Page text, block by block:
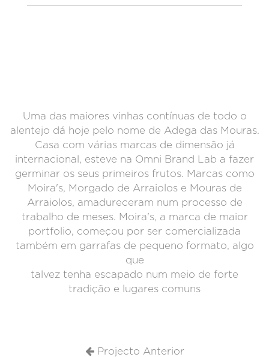
Uma das maiores vinhas contínuas de todo o
alentejo dá hoje pelo nome de Adega das Mouras.
Casa com várias marcas de dimensão já
internacional, esteve na Omni Brand Lab a fazer
germinar os seus primeiros frutos. Marcas como
Moira's, Morgado de Arraiolos e Mouras de
Arraiolos, amadureceram num processo de
trabalho de meses. Moira's, a marca de maior
portfolio, começou por ser comercializada
também em garrafas de pequeno formato, algo
que
talvez tenha escapado num meio de forte
tradição e lugares comuns
Projecto Anterior